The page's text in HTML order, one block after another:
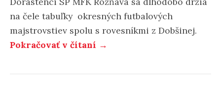
na čele tabuľky okresných futbalových
majstrovstiev spolu s rovesníkmi z Dobšinej.
Pokračovať v čítaní „Bojujú
prvenstvo“
→